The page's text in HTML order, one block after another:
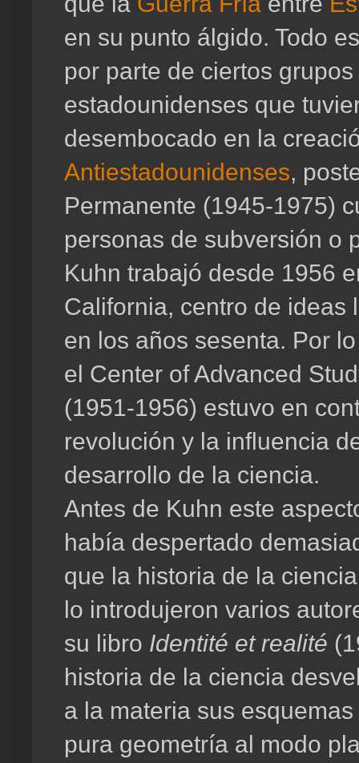
en su punto álgido. Todo
por parte de ciertos
estadounidenses que
desembocado en la
Antiestadounidenses,
Permanente (1945-1975)
personas de subversión o
Kuhn trabajó desde 1956
California, centro de ideas
en los años sesenta. Por
el Center of Advanced
(1951-1956) estuvo en
revolución y la influencia
desarrollo de la ciencia.
Antes de Kuhn este
había despertado
que la historia de la
lo introdujeron varios
su libro Identité et realité
historia de la ciencia
a la materia sus
pura geometría al modo